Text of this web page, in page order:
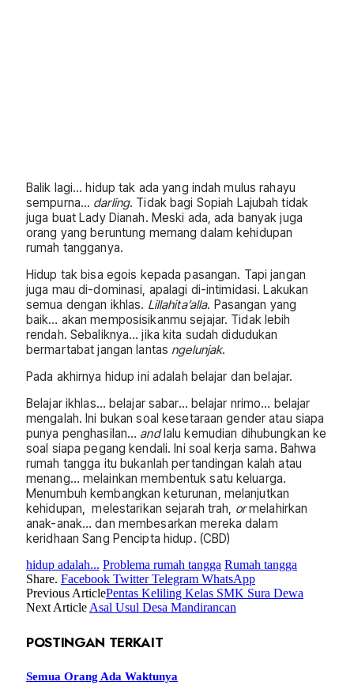
Balik lagi… hidup tak ada yang indah mulus rahayu
sempurna… darling. Tidak bagi Sopiah Lajubah tidak
juga buat Lady Dianah. Meski ada, ada banyak juga
orang yang beruntung memang dalam kehidupan
rumah tangganya.
Hidup tak bisa egois kepada pasangan. Tapi jangan
juga mau di-dominasi, apalagi di-intimidasi. Lakukan
semua dengan ikhlas. Lillahita’alla. Pasangan yang
baik… akan memposisikanmu sejajar. Tidak lebih
rendah. Sebaliknya… jika kita sudah didudukan
bermartabat jangan lantas ngelunjak.
Pada akhirnya hidup ini adalah belajar dan belajar.
Belajar ikhlas… belajar sabar… belajar nrimo… belajar
mengalah. Ini bukan soal kesetaraan gender atau siapa
punya penghasilan… andlalu kemudian dihubungkan ke
soal siapa pegang kendali. Ini soal kerja sama. Bahwa
rumah tangga itu bukanlah pertandingan kalah atau
menang… melainkan membentuk satu keluarga.
Menumbuh kembangkan keturunan, melanjutkan
kehidupan, melestarikan sejarah trah, ormelahirkan
anak-anak… dan membesarkan mereka dalam
keridhaan Sang Pencipta hidup. (CBD)
hidup adalah... Problema rumah tangga Rumah tangga
Share. Facebook Twitter Telegram WhatsApp
Previous ArticlePentas Keliling Kelas SMK Sura Dewa
Next Article Asal Usul Desa Mandirancan
POSTINGAN TERKAIT
Semua Orang Ada Waktunya